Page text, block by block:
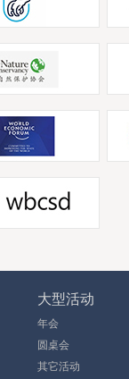
大型活动
年会
圆桌会
其它活动